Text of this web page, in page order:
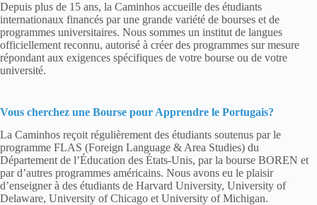
Depuis plus de 15 ans, la Caminhos accueille des étudiants
internationaux financés par une grande variété de bourses et de
programmes universitaires. Nous sommes un institut de langues
officiellement reconnu, autorisé à créer des programmes sur mesure
répondant aux exigences spécifiques de votre bourse ou de votre
université.
Vous cherchez une Bourse pour Apprendre le Portugais?
La Caminhos reçoit régulièrement des étudiants soutenus par le
programme FLAS (Foreign Language & Area Studies) du
Département de l’Éducation des États-Unis, par la bourse BOREN et
par d’autres programmes américains. Nous avons eu le plaisir
d’enseigner à des étudiants de Harvard University, University of
Delaware, University of Chicago et University of Michigan.